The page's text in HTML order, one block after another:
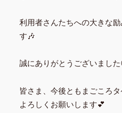
利用者さんたちへの大きな励
す🎶
誠にありがとうございました
皆さま、今後ともまごころタ
よろしくお願いします💕